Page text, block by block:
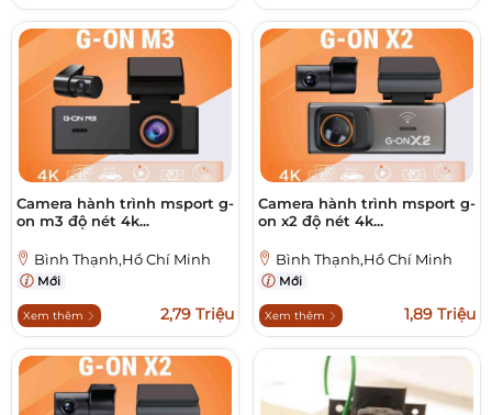
Camera hành trình msport g-
on m3 độ nét 4k...
Bình Thạnh,Hồ Chí Minh
Mới
Xem thêm 2,79 Triệu
Camera hành trình msport g-
on x2 độ nét 4k...
Bình Thạnh,Hồ Chí Minh
Mới
Xem thêm 1,89 Triệu